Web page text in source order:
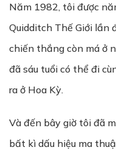
Năm 1982, tôi được
Quidditch Thế Giới lần
chiến thắng còn má ở
đã sáu tuổi có thể đi
ra ở Hoa Kỳ.
Và đến bây giờ tôi đã
bất kì dấu hiệu ma